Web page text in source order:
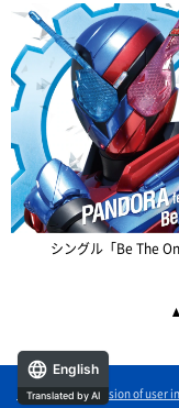
シングル「Be The
External transmission of user
English
Translated by AI